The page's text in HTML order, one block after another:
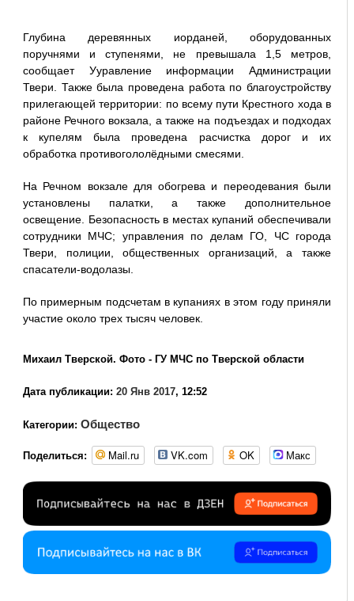
Глубина деревянных иорданей, оборудованных
поручнями и ступенями, не превышала 1,5 метров,
сообщает Ууравление информации Администрации
Твери. Также была проведена работа по благоустройству
прилегающей территории: по всему пути Крестного хода в
районе Речного вокзала, а также на подъездах и подходах
к купелям была проведена расчистка дорог и их
обработка противогололёдными смесями.
На Речном вокзале для обогрева и переодевания были
установлены палатки, а также дополнительное
освещение. Безопасность в местах купаний обеспечивали
сотрудники МЧС; управления по делам ГО, ЧС города
Твери, полиции, общественных организаций, а также
спасатели-водолазы.
По примерным подсчетам в купаниях в этом году приняли
участие около трех тысяч человек.
Михаил Тверской. Фото - ГУ МЧС по Тверской области
Дата публикации: 20 Янв 2017, 12:52
Категории: Общество
Поделиться: Mail.ru VK.com OK Макс